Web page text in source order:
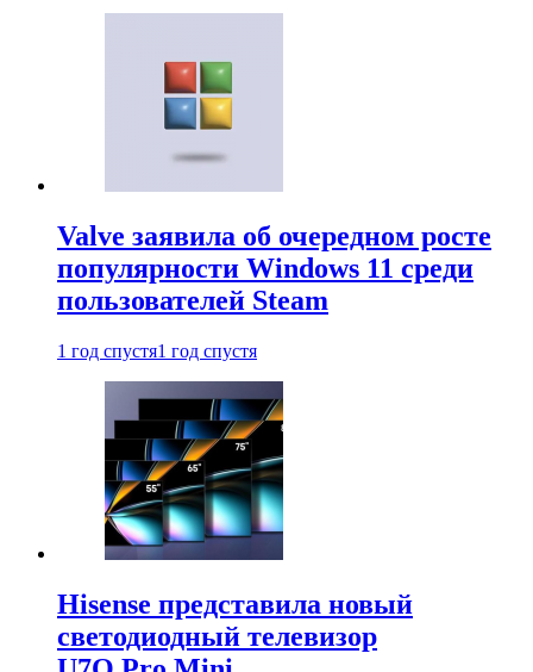
Valve заявила об очередном росте
популярности Windows 11 среди
пользователей Steam
1 год спустя1 год спустя
Hisense представила новый
светодиодный телевизор